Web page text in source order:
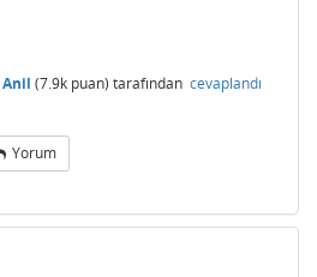
Anil (7.9k puan) tarafından cevaplandı
Yorum